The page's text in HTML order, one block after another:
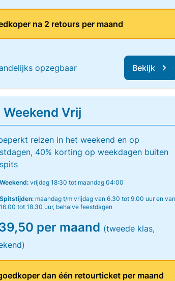
na 2 retours per maand
opzegbaar Bekijk
Weekend Vrij
reizen in het weekend en op
40% korting op weekdagen buiten
Weekend: vrijdag 18:30 tot maandag 04:00
Spitstijden: maandag t/m vrijdag van 6.30 tot 9.00 uur en van
16.00 tot 18.30 uur, behalve feestdagen
per maand (tweede klas,
dan één retourticket per maand